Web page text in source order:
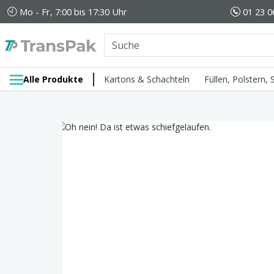
Mo - Fr, 7:00 bis 17:30 Uhr 01 23
Alle Produkte Kartons & Schachteln Füllen, Polstern,